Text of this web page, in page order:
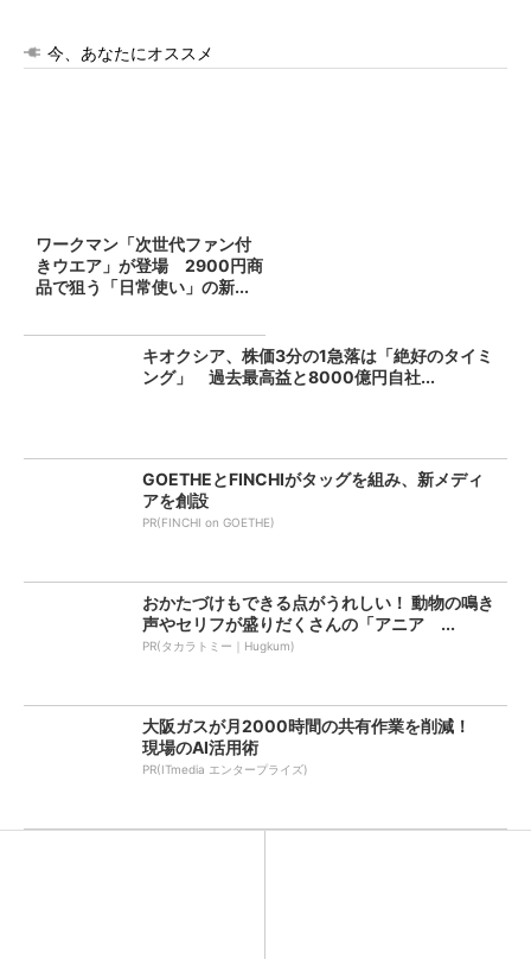
今、あなたにオススメ
ワークマン「次世代ファン付
きウエア」が登場 2900円商
品で狙う「日常使い」の新...
キオクシア、株価3分の1急落は「絶好のタイミ
ング」 過去最高益と8000億円自社...
GOETHEとFINCHIがタッグを組み、新メディ
アを創設
PR(FINCHI on GOETHE)
おかたづけもできる点がうれしい！ 動物の鳴き
声やセリフが盛りだくさんの「アニア ...
PR(タカラトミー｜Hugkum)
大阪ガスが月2000時間の共有作業を削減！
現場のAI活用術
PR(ITmedia エンタープライズ)